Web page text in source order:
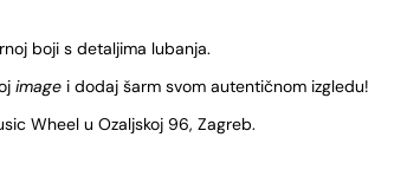
boji s detaljima lubanja.
image i dodaj šarm svom autentičnom izgledu!
Wheel u Ozaljskoj 96, Zagreb.